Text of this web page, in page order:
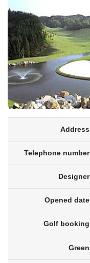
Address
Telephone number
Designer
Opened date
Golf booking
Green